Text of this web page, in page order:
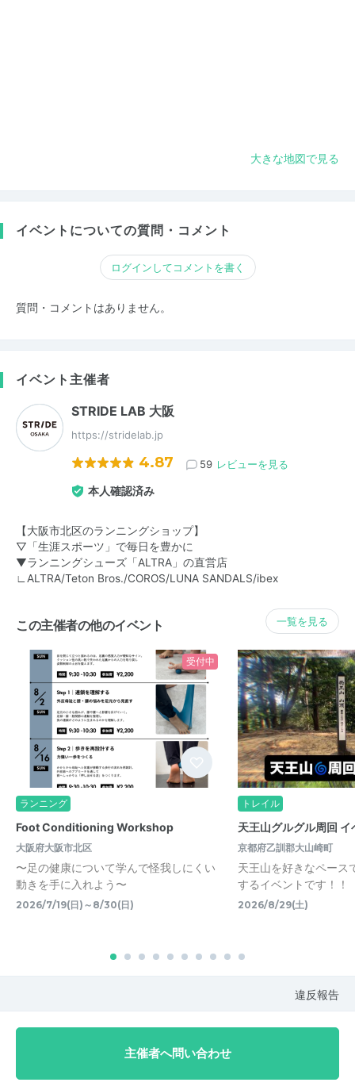
大きな地図で見る
イベントについての質問・コメント
ログインしてコメントを書く
質問・コメントはありません。
イベント主催者
STRIDE LAB 大阪
https://stridelab.jp
4.87 59 レビューを見る
本人確認済み
【大阪市北区のランニングショップ】
▽「生涯スポーツ」で毎日を豊かに
▼ランニングシューズ「ALTRA」の直営店
∟ALTRA/Teton Bros./COROS/LUNA SANDALS/ibex
この主催者の他のイベント 一覧を見る
受付中
ランニング
Foot Conditioning Workshop
大阪府大阪市北区
〜足の健康について学んで怪我しにくい
動きを手に入れよう〜
2026/7/19(日)～8/30(日)
トレイル
天王山グルグル周回 イ
京都府乙訓郡大山崎町
天王山を好きなペース
するイベントです！！
2026/8/29(土)
違反報告
主催者へ問い合わせ